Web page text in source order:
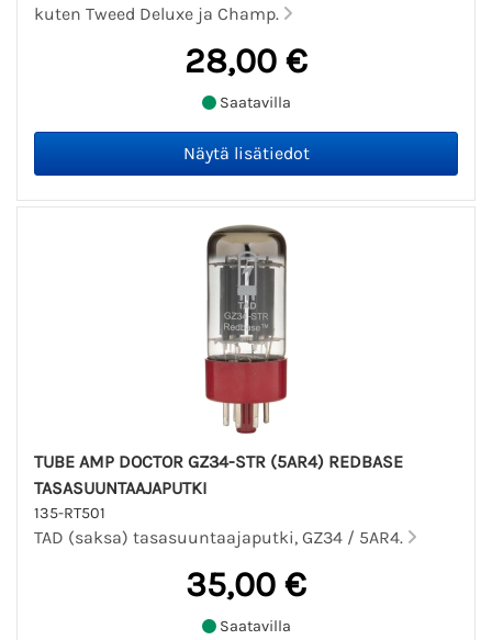
kuten Tweed Deluxe ja Champ.
28,00 €
Saatavilla
TUBE AMP DOCTOR GZ34-STR (5AR4) REDBASE
TASASUUNTAAJAPUTKI
135-RT501
TAD (saksa) tasasuuntaajaputki, GZ34 / 5AR4.
35,00 €
Saatavilla